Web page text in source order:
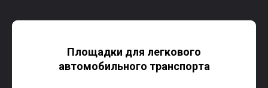
Площадки для легкового
автомобильного транспорта